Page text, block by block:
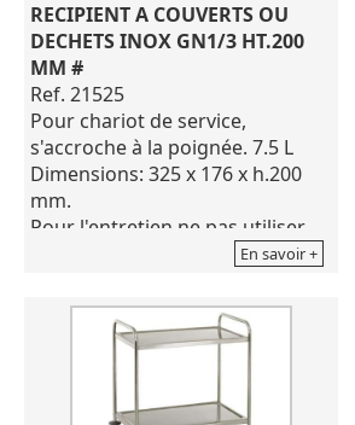
RECIPIENT A COUVERTS OU
DECHETS INOX GN1/3 HT.200
MM #
Ref. 21525
Pour chariot de service,
s'accroche à la poignée. 7.5 L
Dimensions: 325 x 176 x h.200
mm.
Pour l'entretien ne pas utiliser
En savoir +